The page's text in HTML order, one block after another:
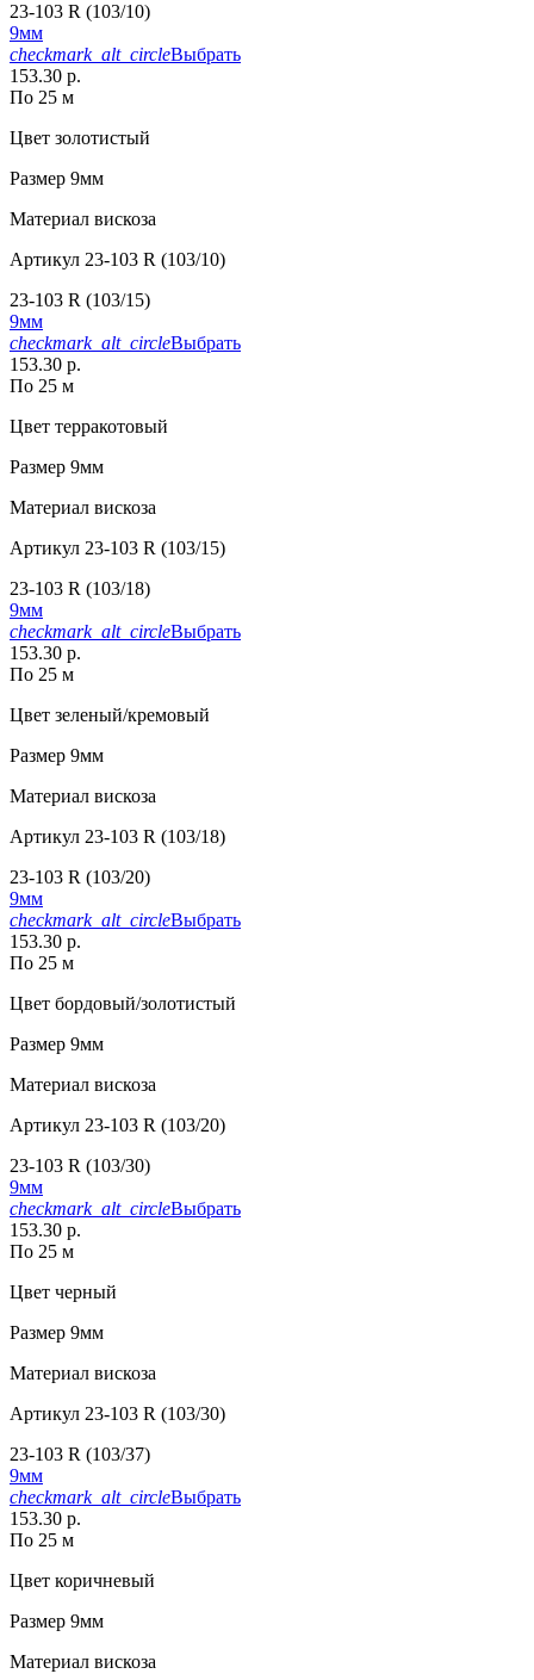
23-103 R (103/10)
9мм
checkmark_alt_circleВыбрать
153.30 р.
По 25 м
Цвет золотистый
Размер 9мм
Материал вискоза
Артикул 23-103 R (103/10)
23-103 R (103/15)
9мм
checkmark_alt_circleВыбрать
153.30 р.
По 25 м
Цвет терракотовый
Размер 9мм
Материал вискоза
Артикул 23-103 R (103/15)
23-103 R (103/18)
9мм
checkmark_alt_circleВыбрать
153.30 р.
По 25 м
Цвет зеленый/кремовый
Размер 9мм
Материал вискоза
Артикул 23-103 R (103/18)
23-103 R (103/20)
9мм
checkmark_alt_circleВыбрать
153.30 р.
По 25 м
Цвет бордовый/золотистый
Размер 9мм
Материал вискоза
Артикул 23-103 R (103/20)
23-103 R (103/30)
9мм
checkmark_alt_circleВыбрать
153.30 р.
По 25 м
Цвет черный
Размер 9мм
Материал вискоза
Артикул 23-103 R (103/30)
23-103 R (103/37)
9мм
checkmark_alt_circleВыбрать
153.30 р.
По 25 м
Цвет коричневый
Размер 9мм
Материал вискоза